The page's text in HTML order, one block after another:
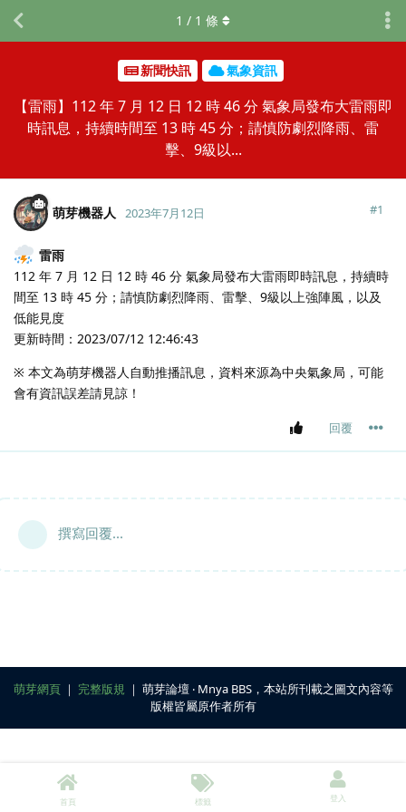
新聞快訊 氣象資訊
【雷雨】112 年 7 月 12 日 12 時 46 分 氣象局發布大雷雨即
時訊息，持續時間至 13 時 45 分；請慎防劇烈降雨、雷
擊、9級以...
1 / 1 條
萌芽機器人 2023年7月12日 #1
雷雨
112 年 7 月 12 日 12 時 46 分 氣象局發布大雷雨即時訊息，持續時
間至 13 時 45 分；請慎防劇烈降雨、雷擊、9級以上強陣風，以及
低能見度
更新時間：2023/07/12 12:46:43
※ 本文為萌芽機器人自動推播訊息，資料來源為中央氣象局，可能
會有資訊誤差請見諒！
回覆
撰寫回覆...
萌芽網頁｜ 完整版規 ｜ 萌芽論壇 ‧ Mnya BBS，本站所刊載之圖文內容等
版權皆屬原作者所有
首頁 標籤 登入